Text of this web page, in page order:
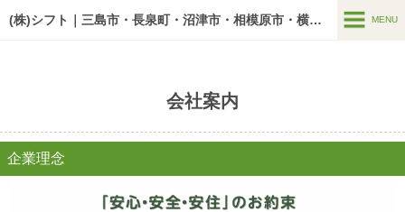
O5AwA5o1HbI
(株)シフト｜三島市・長泉町・沼津市・相模原市・横浜市の老人ホーム MENU
空室情報
会社案内
企業理念